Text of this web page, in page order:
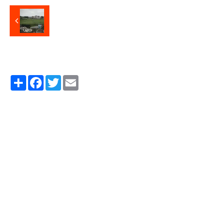
PartagerFacebook
Twitter